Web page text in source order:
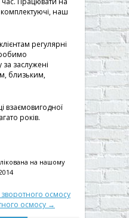
комплектуючі, наш
регулярні
заслужені
близьким,
взаємовигодної
років.
на нашому
осмосу
осмосу →